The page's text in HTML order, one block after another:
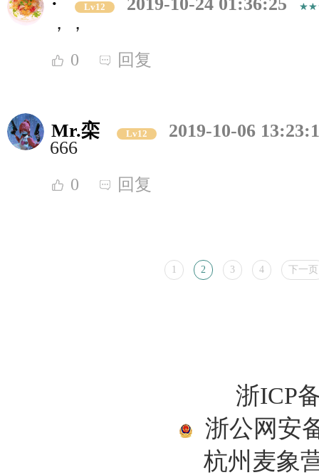
Lv12
，，
0 回复
Mr.栾 Lv12
2019-10-06
666
0 回复
1 2 3 4 下一页
浙ICP
浙公网安
杭州麦象